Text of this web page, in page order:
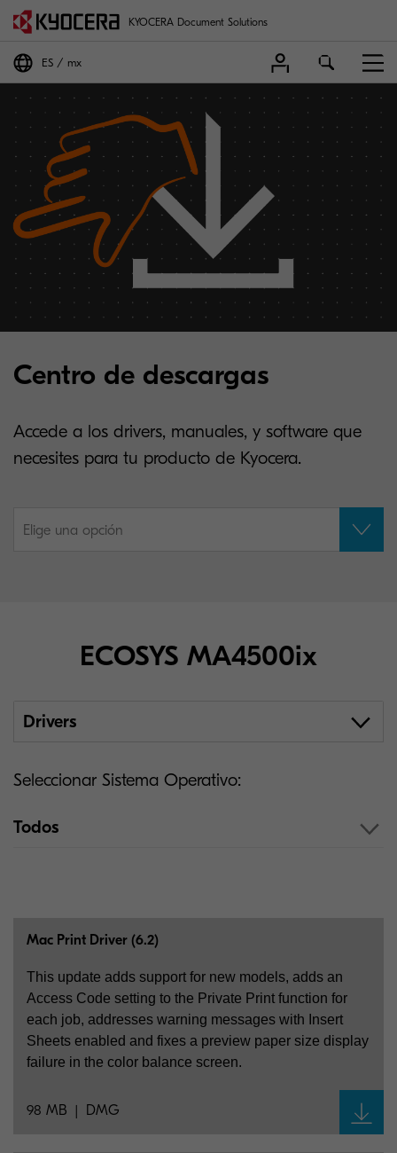
KYOCERA Document Solutions
ES mx
Centro de descargas
Accede a los drivers, manuales, y software que
necesites para tu producto de Kyocera.
Elige una opción
ECOSYS MA4500ix
Drivers
Seleccionar Sistema Operativo:
Todos
Mac Print Driver (6.2)
98 MB DMG
This update adds support for new models, adds an
Access Code setting to the Private Print function for
each job, addresses warning messages with Insert
Sheets enabled and fixes a preview paper size display
failure in the color balance screen.